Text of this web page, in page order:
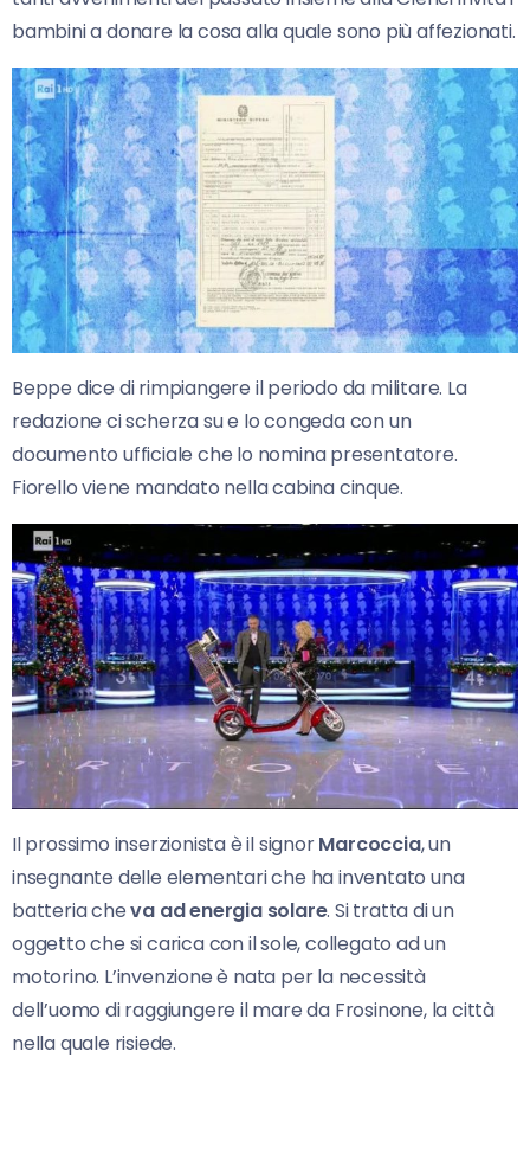
bambini a donare la cosa alla quale sono più affezionati.
Beppe dice di rimpiangere il periodo da militare. La
redazione ci scherza su e lo congeda con un
documento ufficiale che lo nomina presentatore.
Fiorello viene mandato nella cabina cinque.
Il prossimo inserzionista è il signorMarcoccia, un
insegnante delle elementari che ha inventato una
batteria cheva ad energia solare. Si tratta di un
oggetto che si carica con il sole, collegato ad un
motorino. L’invenzione è nata per la necessità
dell’uomo di raggiungere il mare da Frosinone, la città
nella quale risiede.